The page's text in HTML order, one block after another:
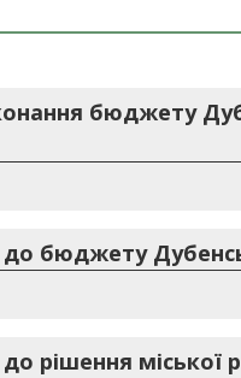
бюджету
бюджету
рішення